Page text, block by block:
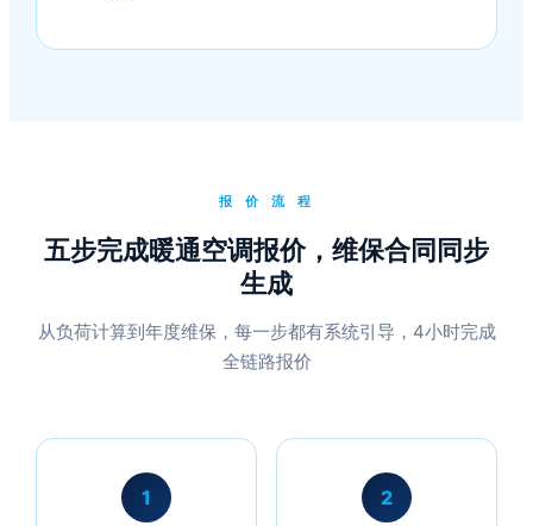
报 价 流 程
五步完成暖通空调报价，维保合同同步
生成
从负荷计算到年度维保，每一步都有系统引导，4小时完成
全链路报价
1 2